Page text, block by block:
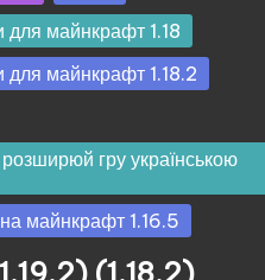
для майнкрафт 1.18
для майнкрафт 1.18.2
гру українською
майнкрафт 1.16.5
(1.18.2)